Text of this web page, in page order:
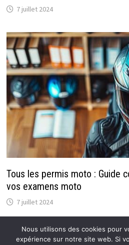
7 juillet 2024
Tous les permis moto : Guide
vos examens moto
7 juillet 2024
Nous utilisons des cookies pour
expérience sur notre site web. Si